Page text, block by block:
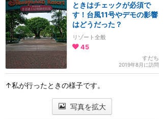
ときはチェックが必須で
す！台風11号やデモの影響
はどうだった？
リゾート全般
45
すだち
2019年8月に訪問
↑私が行ったときの様子です。
写真を拡大